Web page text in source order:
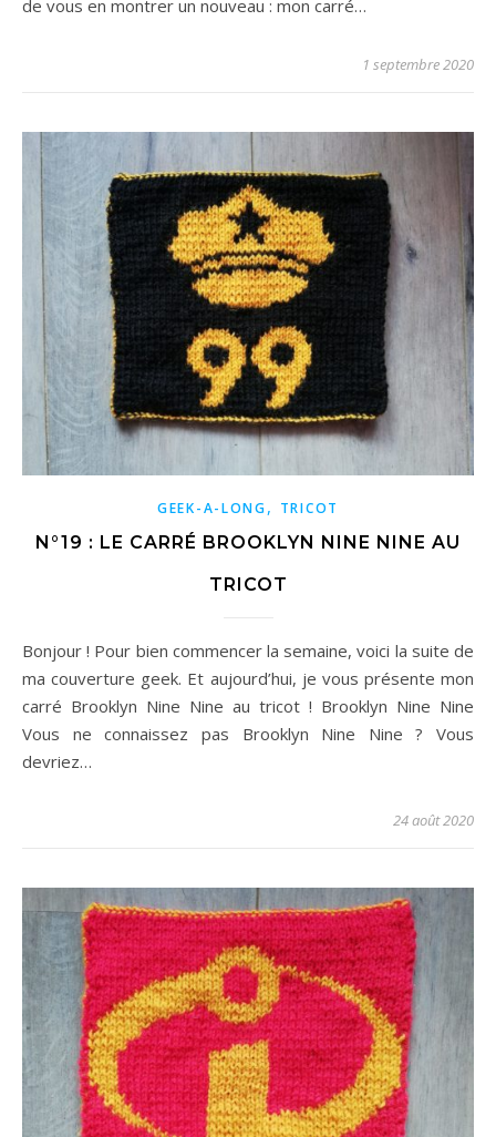
de vous en montrer un nouveau : mon carré…
1 septembre 2020
GEEK-A-LONG, TRICOT
N°19 : LE CARRÉ BROOKLYN NINE NINE AU
TRICOT
Bonjour ! Pour bien commencer la semaine, voici la suite de
ma couverture geek. Et aujourd’hui, je vous présente mon
carré Brooklyn Nine Nine au tricot ! Brooklyn Nine Nine
Vous ne connaissez pas Brooklyn Nine Nine ? Vous
devriez…
24 août 2020